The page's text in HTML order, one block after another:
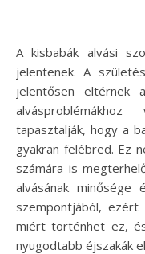
A kisbabák alvási szokásai sok szülő számára rejtélyt
jelentenek. A
jelentősen eltérnek
tapasztalják, hogy a
gyakran felébred. Ez
számára is
alvásának
szempontjából,
miért történhet ez,
nyugodtabb éjszakák